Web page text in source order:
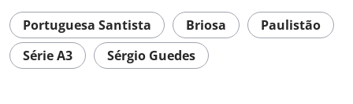
Portuguesa Santista Briosa
Paulistão
Série A3
Sérgio Guedes